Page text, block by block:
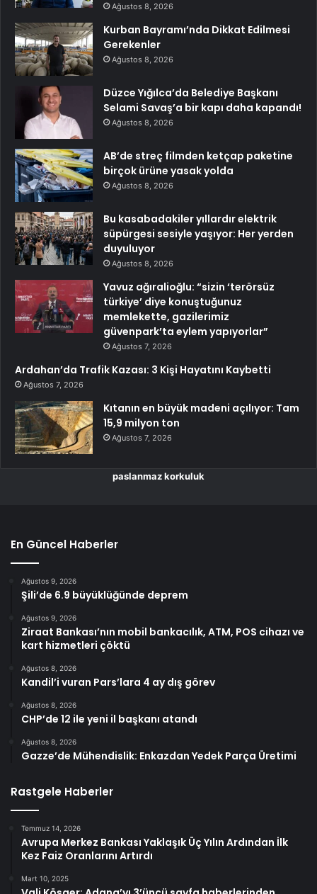
Ağustos 8, 2026
Kurban Bayramı’nda Dikkat Edilmesi
Gerekenler
Ağustos 8, 2026
Düzce Yığılca’da Belediye Başkanı
Selami Savaş’a bir kapı daha kapandı!
Ağustos 8, 2026
AB’de streç filmden ketçap paketine
birçok ürüne yasak yolda
Ağustos 8, 2026
Bu kasabadakiler yıllardır elektrik
süpürgesi sesiyle yaşıyor: Her yerden
duyuluyor
Ağustos 8, 2026
Yavuz ağıralioğlu: “sizin ‘terörsüz
türkiye’ diye konuştuğunuz
memlekette, gazilerimiz
güvenpark’ta eylem yapıyorlar”
Ağustos 7, 2026
Ardahan’da Trafik Kazası: 3 Kişi Hayatını Kaybetti
Ağustos 7, 2026
Kıtanın en büyük madeni açılıyor: Tam
15,9 milyon ton
Ağustos 7, 2026
paslanmaz korkuluk
En Güncel Haberler
Ağustos 9, 2026
Şili’de 6.9 büyüklüğünde deprem
Ağustos 9, 2026
Ziraat Bankası’nın mobil bankacılık, ATM, POS cihazı ve
kart hizmetleri çöktü
Ağustos 8, 2026
Kandil’i vuran Pars’lara 4 ay dış görev
Ağustos 8, 2026
CHP’de 12 ile yeni il başkanı atandı
Ağustos 8, 2026
Gazze’de Mühendislik: Enkazdan Yedek Parça Üretimi
Rastgele Haberler
Temmuz 14, 2026
Avrupa Merkez Bankası Yaklaşık Üç Yılın Ardından İlk
Kez Faiz Oranlarını Artırdı
Mart 10, 2025